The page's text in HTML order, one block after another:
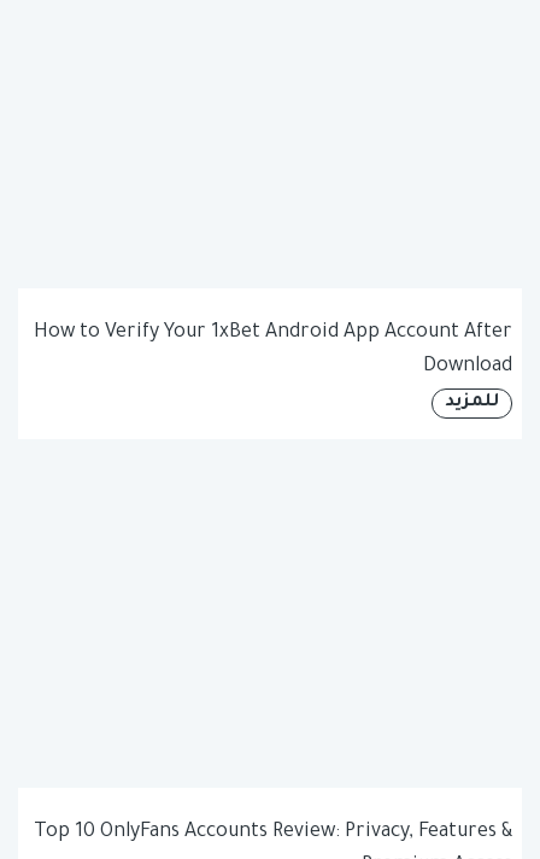
How to Verify Your 1xBet Android App Account After
Download
للمزيد
Top 10 OnlyFans Accounts Review: Privacy, Features &